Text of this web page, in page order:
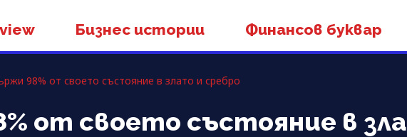
Бизнес истории Финансов буквар
98% от своето състояние в злато и сребро
от своето състояние в